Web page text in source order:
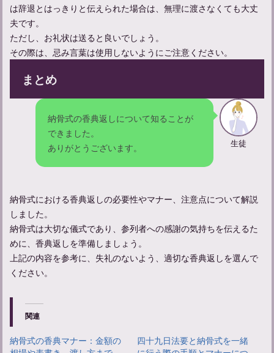
は辞退とはっきりと伝えられた場合は、無理に渡さなくても大丈
夫です。
ただし、お礼状は送ると良いでしょう。
その際は、忌み言葉は使用しないようにご注意ください。
まとめ
納骨式の香典返しについて知ることが
できました。
ありがとうございます。
生徒
納骨式における香典返しの必要性やマナー、注意点について解説
しました。
納骨式は大切な儀式であり、参列者への感謝の気持ちを伝えるた
めに、香典返しを準備しましょう。
上記の内容を参考に、失礼のないよう、適切な香典返しを選んで
ください。
関連
納骨式の香典マナー：金額の
四十九日法要と納骨式を一緒